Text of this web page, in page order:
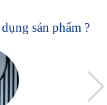
sản phẩm ?